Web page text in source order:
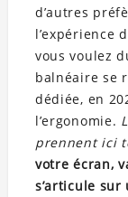
d’autres
l’expérience
vous voulez
balnéaire se
dédiée, en
l’ergonomie.
prennent ici
votre écran,
s’articule